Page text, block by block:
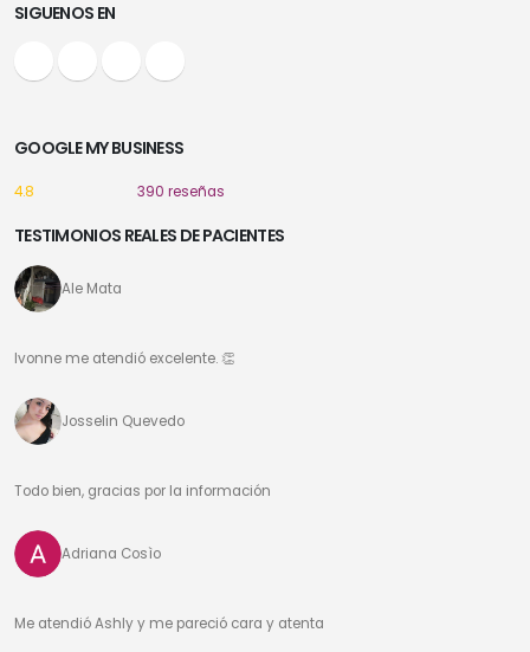
SIGUENOS EN
GOOGLE MY BUSINESS
4.8 390 reseñas
TESTIMONIOS REALES DE PACIENTES
Ale Mata
Ivonne me atendió excelente. 👏
Josselin Quevedo
Todo bien, gracias por la información
Adriana Cosìo
Me atendió Ashly y me pareció cara y atenta